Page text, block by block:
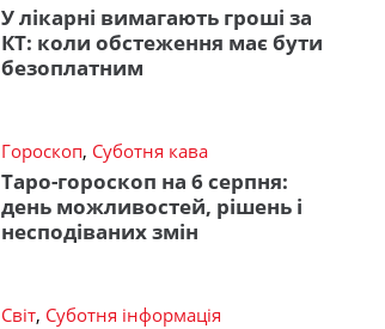
У лікарні вимагають гроші за
КТ: коли обстеження має бути
безоплатним
Гороскоп, Суботня кава
Таро-гороскоп на 6 серпня:
день можливостей, рішень і
несподіваних змін
Світ, Суботня інформація